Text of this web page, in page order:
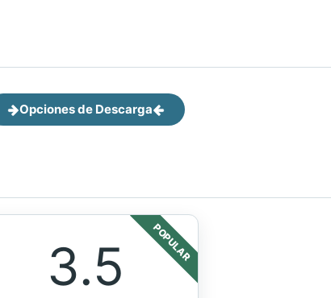
Opciones de Descarga
POPULAR
3.5